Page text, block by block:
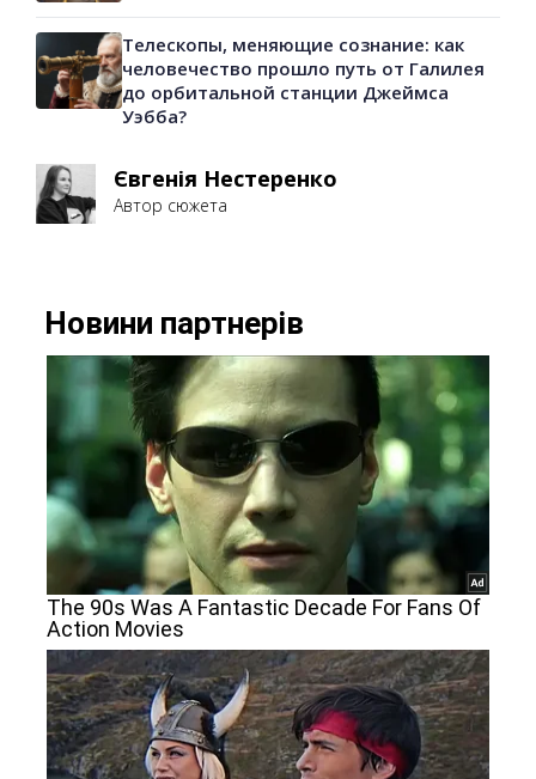
Телескопы, меняющие сознание: как
человечество прошло путь от Галилея
до орбитальной станции Джеймса
Уэбба?
Євгенія Нестеренко
Автор сюжета